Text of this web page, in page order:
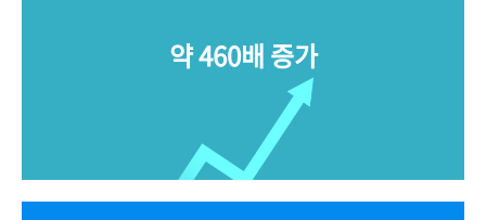
약 460배 증가